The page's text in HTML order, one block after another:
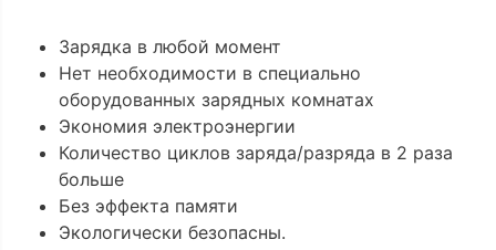
Зарядка в любой момент
Нет необходимости в специально
оборудованных зарядных комнатах
Экономия электроэнергии
Количество циклов заряда/разряда в 2 раза
больше
Без эффекта памяти
Экологически безопасны.